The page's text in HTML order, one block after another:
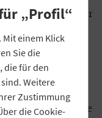
weiterer Faktor
Assets“,
der Bilanz,
zum Beispiel
sogenannten
und die
„Profil“
Mit einem Klick
Sie die
die für den
Weitere
Zustimmung
die Cookie-